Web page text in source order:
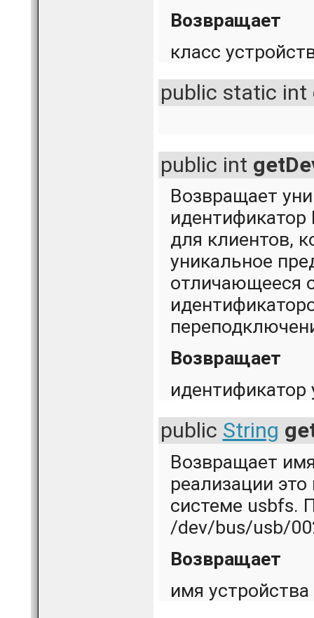
Возвращает
класс
public static int
public int
Возвращает
идентификатор
для клиентов,
уникальное
отличающееся
Возвращает
идентификатор
public String
Возвращает
реализации
системе usbfs.
/dev/bus/usb/
Возвращает
имя устройства